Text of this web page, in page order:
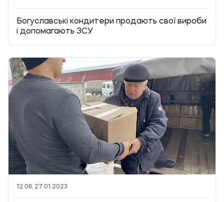
Богуславські кондитери продають свої вироби
і допомагають ЗСУ
12:06, 27.01.2023